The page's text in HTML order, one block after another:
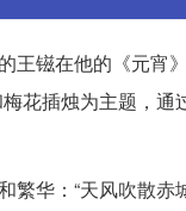
镃在他的《元宵
花插烛为主题，
华：“天风吹散